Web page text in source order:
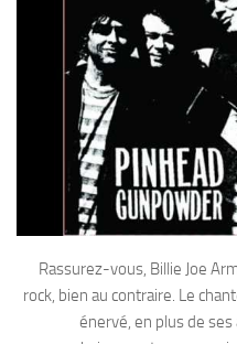
Rassurez-vous, Billie Joe
rock, bien au contraire. Le
énervé, en plus de